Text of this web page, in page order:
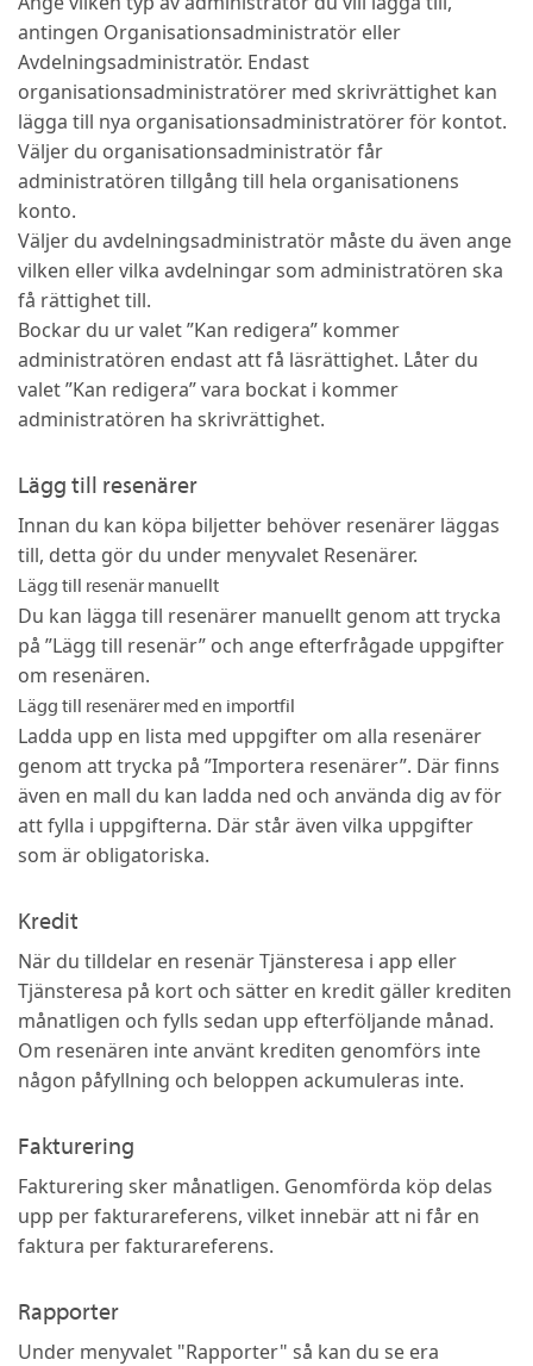
antingen Organisationsadministratör eller
Avdelningsadministratör. Endast
organisationsadministratörer med skrivrättighet kan
lägga till nya organisationsadministratörer för kontot.
Väljer du organisationsadministratör får
administratören tillgång till hela organisationens
konto.
Väljer du avdelningsadministratör måste du även ange
vilken eller vilka avdelningar som administratören ska
få rättighet till.
Bockar du ur valet ”Kan redigera” kommer
administratören endast att få läsrättighet. Låter du
valet ”Kan redigera” vara bockat i kommer
administratören ha skrivrättighet.
Lägg till resenärer
Innan du kan köpa biljetter behöver resenärer läggas
till, detta gör du under menyvalet Resenärer.
Lägg till resenär manuellt
Du kan lägga till resenärer manuellt genom att trycka
på ”Lägg till resenär” och ange efterfrågade uppgifter
om resenären.
Lägg till resenärer med en importfil
Ladda upp en lista med uppgifter om alla resenärer
genom att trycka på ”Importera resenärer”. Där finns
även en mall du kan ladda ned och använda dig av för
att fylla i uppgifterna. Där står även vilka uppgifter
som är obligatoriska.
Kredit
När du tilldelar en resenär Tjänsteresa i app eller
Tjänsteresa på kort och sätter en kredit gäller krediten
månatligen och fylls sedan upp efterföljande månad.
Om resenären inte använt krediten genomförs inte
någon påfyllning och beloppen ackumuleras inte.
Fakturering
Fakturering sker månatligen. Genomförda köp delas
upp per fakturareferens, vilket innebär att ni får en
faktura per fakturareferens.
Rapporter
Under menyvalet "Rapporter" så kan du se era